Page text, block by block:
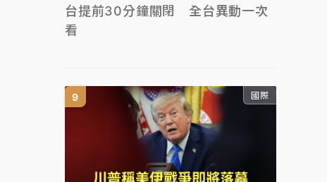
台提前30分鐘關閉 全台異動一次
看
國際